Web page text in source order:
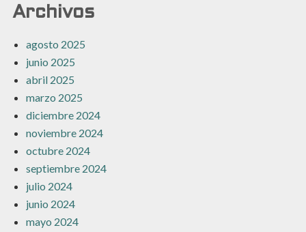
Archivos
agosto 2025
junio 2025
abril 2025
marzo 2025
diciembre 2024
noviembre 2024
octubre 2024
septiembre 2024
julio 2024
junio 2024
mayo 2024